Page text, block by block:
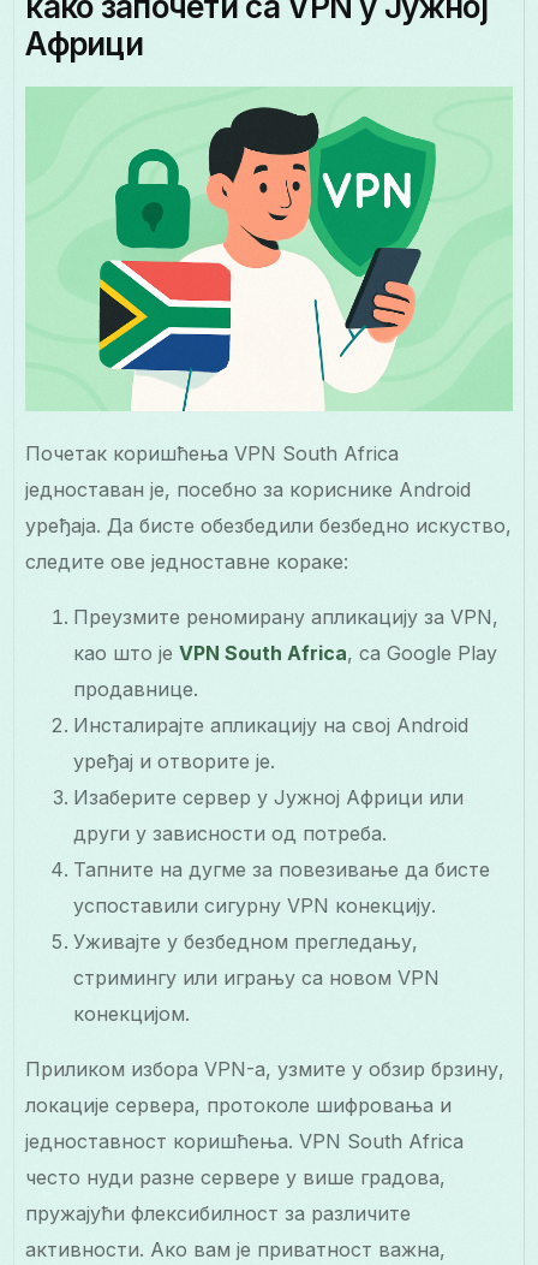
Африци
Почетак коришћења VPN South Africa
једноставан је, посебно за кориснике Android
уређаја. Да бисте обезбедили безбедно искуство,
следите ове једноставне кораке:
Преузмите реномирану апликацију за VPN,
као што јеVPN South Africa, са Google Play
продавнице.
Инсталирајте апликацију на свој Android
уређај и отворите је.
Изаберите сервер у Јужној Африци или
други у зависности од потреба.
Тапните на дугме за повезивање да бисте
успоставили сигурну VPN конекцију.
Уживајте у безбедном прегледању,
стримингу или игрању са новом VPN
конекцијом.
Приликом избора VPN-а, узмите у обзир брзину,
локације сервера, протоколе шифровања и
једноставност коришћења. VPN South Africa
често нуди разне сервере у више градова,
пружајући флексибилност за различите
активности. Ако вам је приватност важна,